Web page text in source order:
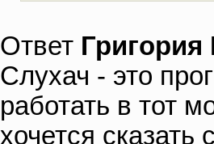
Ответ
Слухач - это
работать в тот
хочется